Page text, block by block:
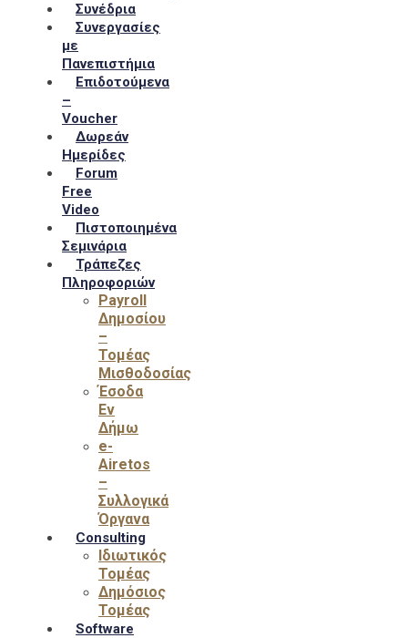
Συνέδρια
Συνεργασίες
με
Πανεπιστήμια
Επιδοτούμενα
–
Voucher
Δωρεάν
Ημερίδες
Forum
Free
Video
Πιστοποιημένα
Σεμινάρια
Τράπεζες
Πληροφοριών
Payroll
Δημοσίου
–
Τομέας
Μισθοδοσίας
Έσοδα
Εν
Δήμω
e-
Airetos
–
Συλλογικά
Όργανα
Consulting
Ιδιωτικός
Τομέας
Δημόσιος
Τομέας
Software